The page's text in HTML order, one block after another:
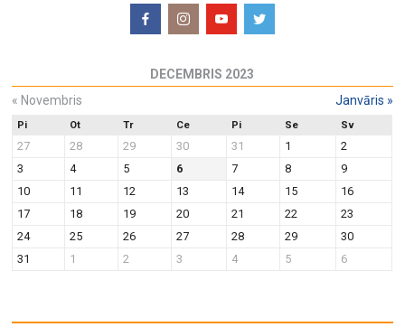
DECEMBRIS 2023
« Novembris Janvāris »
Pi Ot Tr Ce Pi Se Sv
27 28 29 30 31 1
2
3
4 5 6 7 8
9
10
11 12 13 14 15
16
17
18 19 20 21 22
23
24
25 26 27 28 29
30
31
1 2 3 4 5 6